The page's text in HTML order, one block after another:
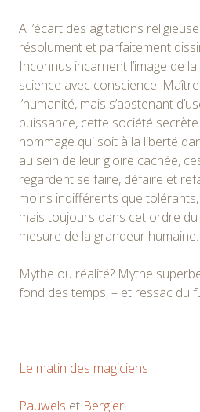
A l’écart des agitations
résolument et parfaitement
Inconnus incarnent l’image de
science avec conscience.
l’humanité, mais s’abstenant
puissance, cette société
hommage qui soit à la liberté
au sein de leur gloire cachée,
regardent se faire, défaire et
moins indifférents que
mais toujours dans cet ordre
mesure de la grandeur humaine.
Mythe ou réalité? Mythe
fond des temps, – et ressac du
Le matin des magiciens
Pauwels et Bergier